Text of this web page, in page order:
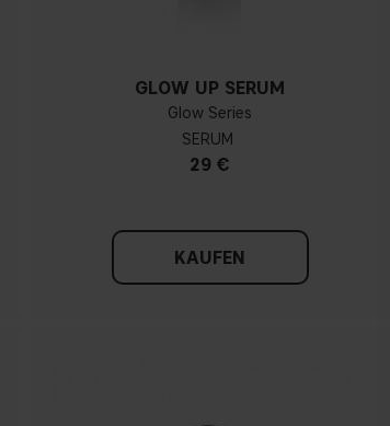
GLOW UP SERUM
Glow Series
SERUM
29 €
KAUFEN